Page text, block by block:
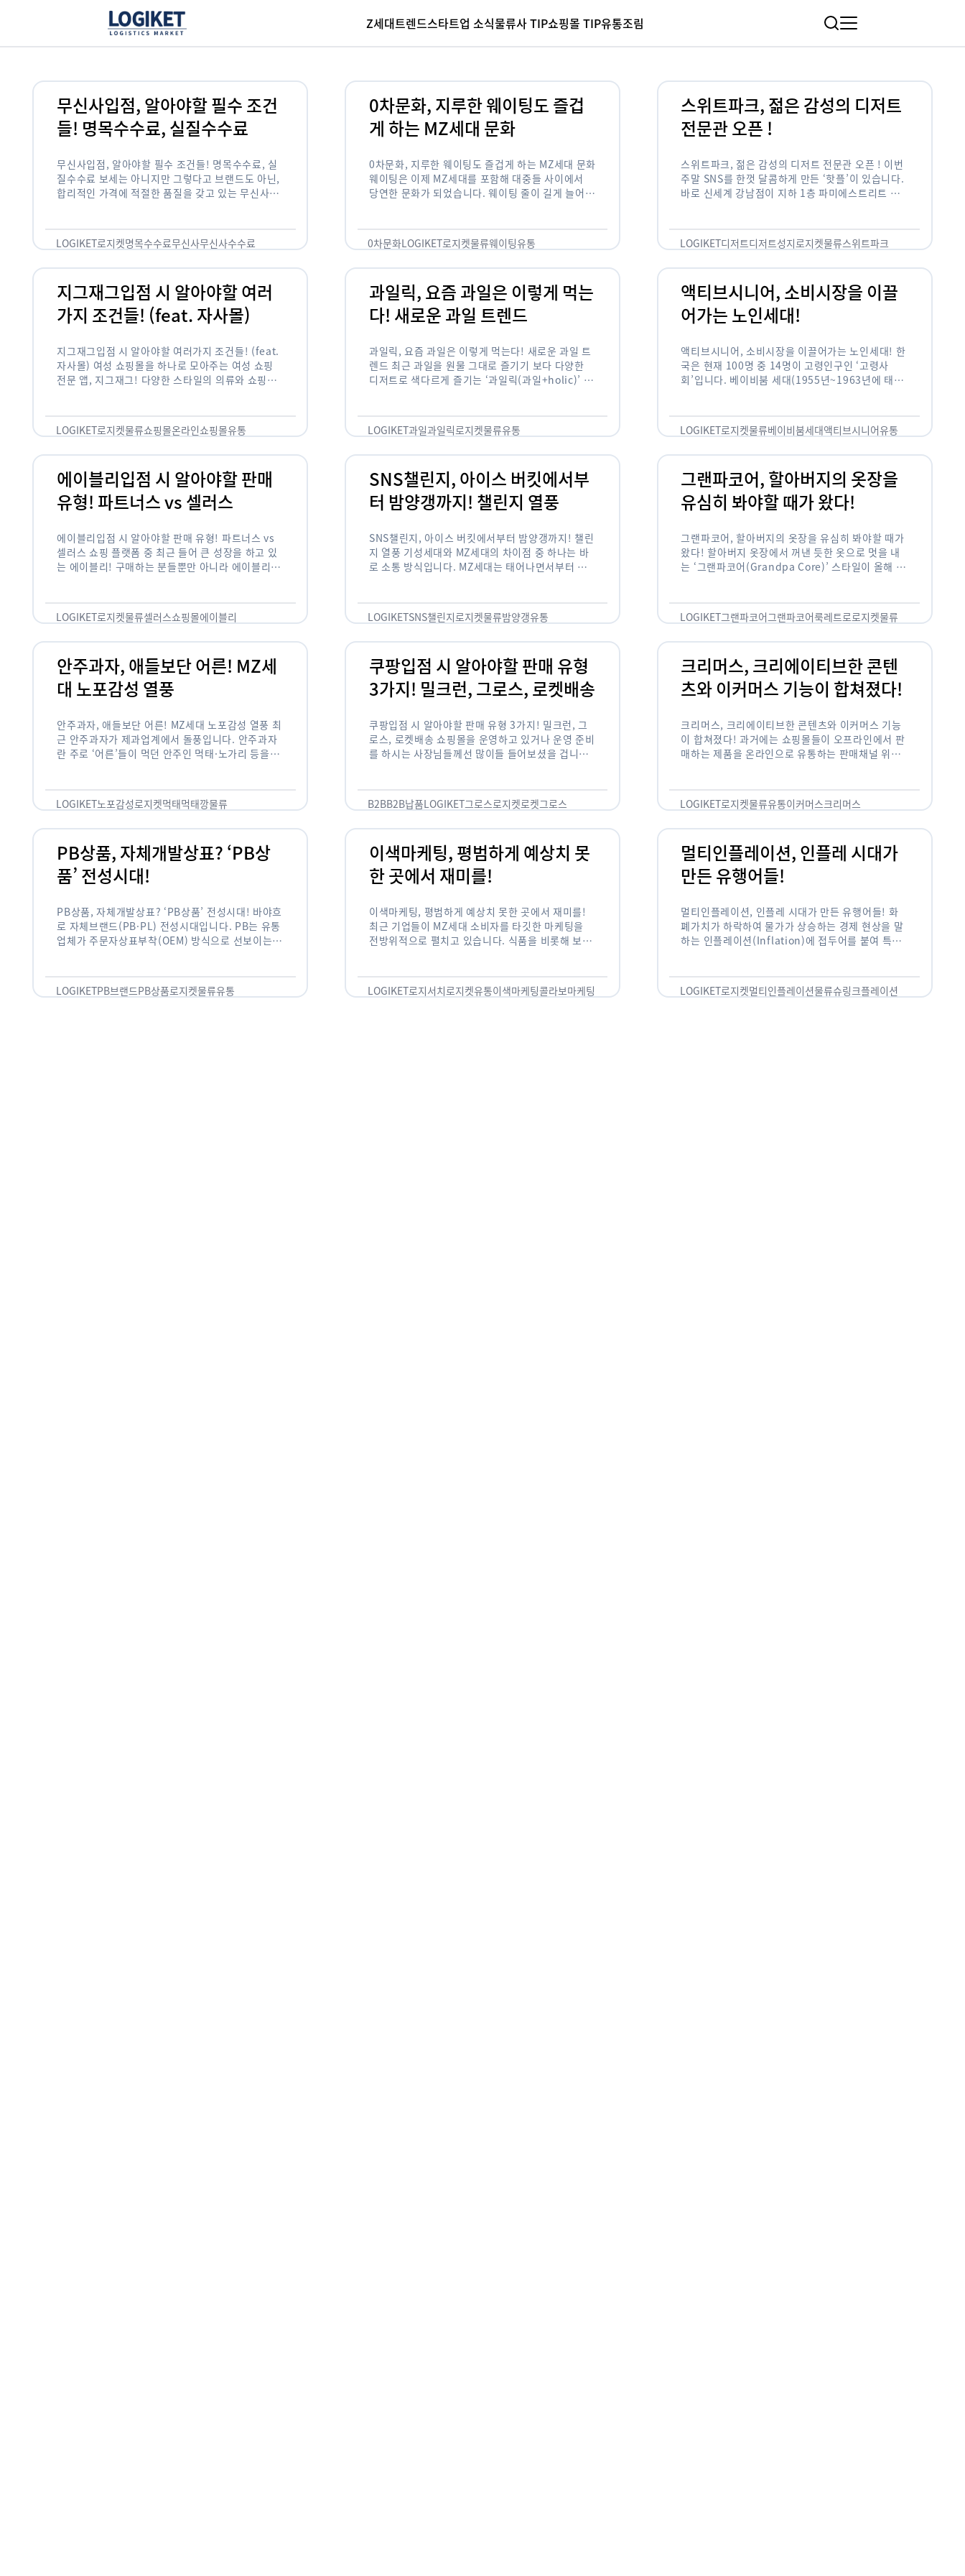
Z세대트렌드스타트업 소식물류사 TIP쇼핑몰 TIP유통조림
무신사입점, 알아야할 필수 조건
들! 명목수수료, 실질수수료
무신사입점, 알아야할 필수 조건들! 명목수수료, 실
질수수료 보세는 아니지만 그렇다고 브랜드도 아닌,
합리적인 가격에 적절한 품질을 갖고 있는 무신사!
LOGIKET로지켓명목수수료무신사무신사수수료
0차문화, 지루한 웨이팅도 즐겁
게 하는 MZ세대 문화
0차문화, 지루한 웨이팅도 즐겁게 하는 MZ세대 문화
웨이팅은 이제 MZ세대를 포함해 대중들 사이에서
당연한 문화가 되었습니다. 웨이팅 줄이 길게 늘어서
0차문화LOGIKET로지켓물류웨이팅유통
스위트파크, 젊은 감성의 디저트
전문관 오픈 !
스위트파크, 젊은 감성의 디저트 전문관 오픈 ! 이번
주말 SNS를 한껏 달콤하게 만든 ‘핫플’이 있습니다.
바로 신세계 강남점이 지하 1층 파미에스트리트 분
LOGIKET디저트디저트성지로지켓물류스위트파크
지그재그입점 시 알아야할 여러
가지 조건들! (feat. 자사몰)
지그재그입점 시 알아야할 여러가지 조건들! (feat.
자사몰) 여성 쇼핑몰을 하나로 모아주는 여성 쇼핑
전문 앱, 지그재그! 다양한 스타일의 의류와 쇼핑몰
LOGIKET로지켓물류쇼핑몰온라인쇼핑몰유통
과일릭, 요즘 과일은 이렇게 먹는
다! 새로운 과일 트렌드
과일릭, 요즘 과일은 이렇게 먹는다! 새로운 과일 트
렌드 최근 과일을 원물 그대로 즐기기 보다 다양한
디저트로 색다르게 즐기는 ‘과일릭(과일+holic)’ 트
…
LOGIKET과일과일릭로지켓물류유통
액티브시니어, 소비시장을 이끌
어가는 노인세대!
액티브시니어, 소비시장을 이끌어가는 노인세대! 한
국은 현재 100명 중 14명이 고령인구인 ‘고령사
회’입니다. 베이비붐 세대(1955년~1963년에 태어
오고 있습니다. 하지만 사회가 늙어가는 …
LOGIKET로지켓물류베이비붐세대액티브시니어유통
에이블리입점 시 알아야할 판매
유형! 파트너스 vs 셀러스
에이블리입점 시 알아야할 판매 유형! 파트너스 vs
셀러스 쇼핑 플랫폼 중 최근 들어 큰 성장을 하고 있
는 에이블리! 구매하는 분들뿐만 아니라 에이블리에
LOGIKET로지켓물류셀러스쇼핑몰에이블리
SNS챌린지, 아이스 버킷에서부
터 밤양갱까지! 챌린지 열풍
SNS챌린지, 아이스 버킷에서부터 밤양갱까지! 챌린
지 열풍 기성세대와 MZ세대의 차이점 중 하나는 바
로 소통 방식입니다. MZ세대는 태어나면서부터 디
도 능숙한 …
LOGIKETSNS챌린지로지켓물류밤양갱유통
그랜파코어, 할아버지의 옷장을
유심히 봐야할 때가 왔다!
그랜파코어, 할아버지의 옷장을 유심히 봐야할 때가
왔다! 할아버지 옷장에서 꺼낸 듯한 옷으로 멋을 내
는 ‘그랜파코어(Grandpa Core)’ 스타일이 올해 패
을 …
LOGIKET그랜파코어그랜파코어룩레트로로지켓물류
안주과자, 애들보단 어른! MZ세
대 노포감성 열풍
안주과자, 애들보단 어른! MZ세대 노포감성 열풍 최
근 안주과자가 제과업계에서 돌풍입니다. 안주과자
란 주로 ‘어른’들이 먹던 안주인 먹태·노가리 등을
LOGIKET노포감성로지켓먹태먹태깡물류
쿠팡입점 시 알아야할 판매 유형
3가지! 밀크런, 그로스, 로켓배송
쿠팡입점 시 알아야할 판매 유형 3가지! 밀크런, 그
로스, 로켓배송 쇼핑몰을 운영하고 있거나 운영 준비
를 하시는 사장님들께선 많이들 들어보셨을 겁니다.
B2BB2B납품LOGIKET그로스로지켓로켓그로스
크리머스, 크리에이티브한 콘텐
츠와 이커머스 기능이 합쳐졌다!
크리머스, 크리에이티브한 콘텐츠와 이커머스 기능
이 합쳐졌다! 과거에는 쇼핑몰들이 오프라인에서 판
매하는 제품을 온라인으로 유통하는 판매채널 위주
는 콘텐츠 기반의 …
LOGIKET로지켓물류유통이커머스크리머스
PB상품, 자체개발상표? ‘PB상
품’ 전성시대!
PB상품, 자체개발상표? ‘PB상품’ 전성시대! 바야흐
로 자체브랜드(PB·PL) 전성시대입니다. PB는 유통
업체가 주문자상표부착(OEM) 방식으로 선보이는
물가 시대와 맞물려 …
LOGIKETPB브랜드PB상품로지켓물류유통
이색마케팅, 평범하게 예상치 못
한 곳에서 재미를!
이색마케팅, 평범하게 예상치 못한 곳에서 재미를!
최근 기업들이 MZ세대 소비자를 타깃한 마케팅을
전방위적으로 펼치고 있습니다. 식품을 비롯해 보수
…
LOGIKET로지서치로지켓유통이색마케팅콜라보마케팅
멀티인플레이션, 인플레 시대가
만든 유행어들!
멀티인플레이션, 인플레 시대가 만든 유행어들! 화
폐가치가 하락하여 물가가 상승하는 경제 현상을 말
하는 인플레이션(Inflation)에 접두어를 붙여 특정
링크플레이션, 그리드플레이션 등등. …
LOGIKET로지켓멀티인플레이션물류슈링크플레이션